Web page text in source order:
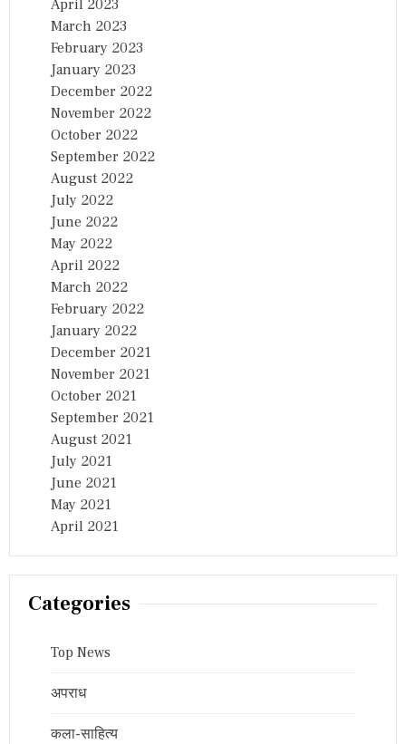
April 2023
March 2023
February 2023
January 2023
December 2022
November 2022
October 2022
September 2022
August 2022
July 2022
June 2022
May 2022
April 2022
March 2022
February 2022
January 2022
December 2021
November 2021
October 2021
September 2021
August 2021
July 2021
June 2021
May 2021
April 2021
Categories
Top News
अपराध
कला-साहित्य